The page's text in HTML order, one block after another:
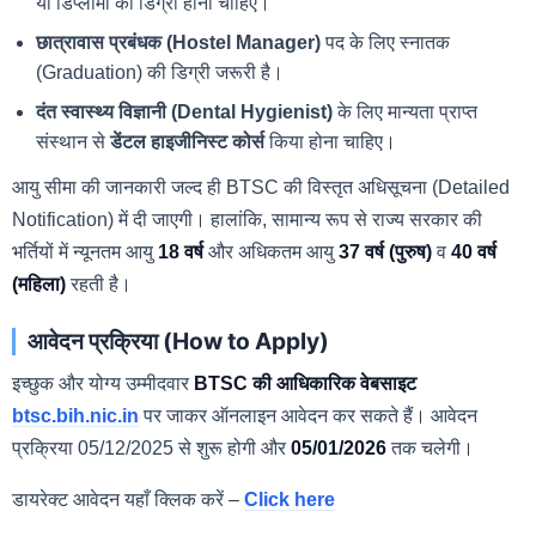
छात्रावास प्रबंधक (Hostel Manager)पद के लिए स्नातक
(Graduation) की डिग्री जरूरी है।
दंत स्वास्थ्य विज्ञानी (Dental Hygienist)के लिए मान्यता प्राप्त
संस्थान सेडेंटल हाइजीनिस्ट कोर्सकिया होना चाहिए।
आयु सीमा की जानकारी जल्द ही BTSC की विस्तृत अधिसूचना (Detailed
Notification) में दी जाएगी। हालांकि, सामान्य रूप से राज्य सरकार की
भर्तियों में न्यूनतम आयु 18 वर्षऔर अधिकतम आयु 37 वर्ष (पुरुष)व 40 वर्ष
(महिला)रहती है।
आवेदन प्रक्रिया (How to Apply)
इच्छुक और योग्य उम्मीदवार BTSC की आधिकारिक वेबसाइट
btsc.bih.nic.in पर जाकर ऑनलाइन आवेदन कर सकते हैं। आवेदन
प्रक्रिया 05/12/2025 से शुरू होगी और 05/01/2026तक चलेगी।
डायरेक्ट आवेदन यहाँ क्लिक करें – Click here